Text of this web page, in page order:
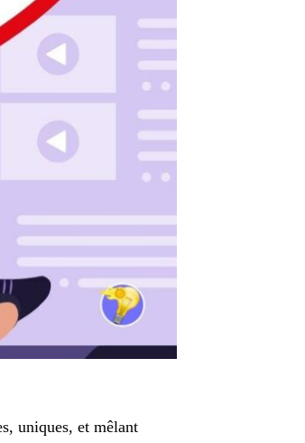
uniques, et mêlant